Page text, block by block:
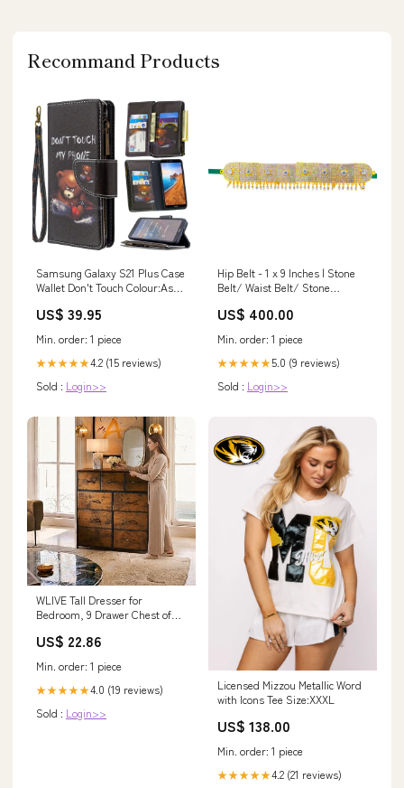
Recommand Products
Samsung Galaxy S21 Plus Case
Wallet Don't Touch Colour:As
US$ 39.95
Min. order: 1 piece
★★★★★4.2 (15 reviews)
Sold : Login>>
Hip Belt - 1 x 9 Inches | Stone
Belt/ Waist Belt/ Stone
mythological stories
US$ 400.00
Min. order: 1 piece
★★★★★5.0 (9 reviews)
Sold : Login>>
WLIVE Tall Dresser for
Bedroom, 9 Drawer Chest of
US$ 22.86
Min. order: 1 piece
★★★★★4.0 (19 reviews)
Sold : Login>>
Licensed Mizzou Metallic Word
with Icons Tee Size:XXXL
US$ 138.00
Min. order: 1 piece
★★★★★4.2 (21 reviews)